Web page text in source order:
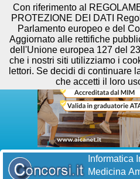
Informatica
Medicina
Con riferimento al
PROTEZIONE DEI DATI
Parlamento europeo e del
Aggiornato alle rettifiche
dell'Unione europea 127 del
che i nostri siti utilizziamo i
lettori. Se decidi di continuare
che accetti il loro